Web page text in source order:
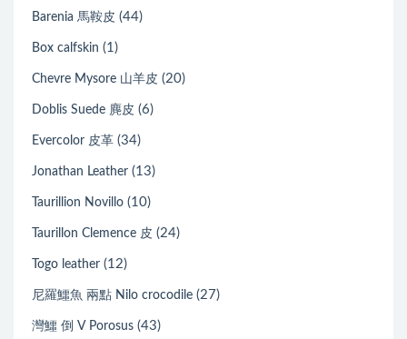
Barenia 馬鞍皮 (44)
Box calfskin (1)
Chevre Mysore 山羊皮 (20)
Doblis Suede 麂皮 (6)
Evercolor 皮革 (34)
Jonathan Leather (13)
Taurillion Novillo (10)
Taurillon Clemence 皮 (24)
Togo leather (12)
尼羅鱷魚 兩點 Nilo crocodile (27)
灣鱷 倒 V Porosus (43)